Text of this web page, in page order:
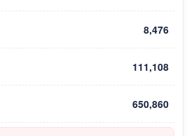
8,476
111,108
650,860